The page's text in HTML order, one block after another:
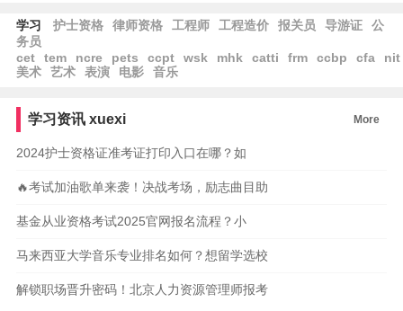
学习 护士资格 律师资格 工程师 工程造价 报关员 导游证
公
务员
cet
tem ncre pets ccpt wsk mhk catti frm ccbp cfa
nit
美术
艺术 表演 电影 音乐
学习资讯 xuexi More
2024护士资格证准考证打印入口在哪？如
🔥考试加油歌单来袭！决战考场，励志曲目助
基金从业资格考试2025官网报名流程？小
马来西亚大学音乐专业排名如何？想留学选校
解锁职场晋升密码！北京人力资源管理师报考